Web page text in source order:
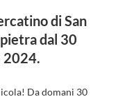
di San
dal 30
2024.
Da domani 30